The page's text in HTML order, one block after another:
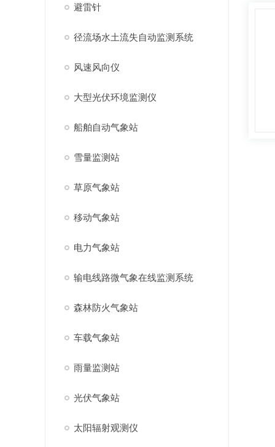
避雷针
径流场水土流失自动监测系统
风速风向仪
大型光伏环境监测仪
船舶自动气象站
雪量监测站
草原气象站
移动气象站
电力气象站
输电线路微气象在线监测系统
森林防火气象站
车载气象站
雨量监测站
光伏气象站
太阳辐射观测仪